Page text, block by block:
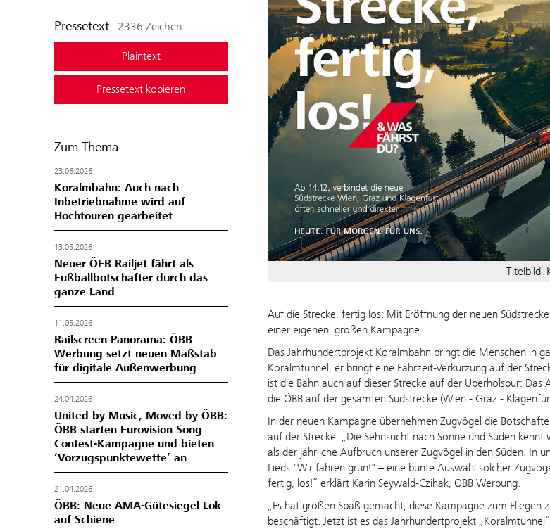
Pressetext 2336 Zeichen
Plaintext
Pressetext kopieren
Zum Thema
23.06.2026
Koralmbahn: Auch nach
Inbetriebnahme wird auf
Hochtouren gearbeitet
13.05.2026
Neuer ÖFB Railjet fährt als
Fußballbotschafter durch das
ganze Land
11.05.2026
Railscreen Panorama: ÖBB
Werbung setzt neuen Maßstab
für digitale Außenwerbung
24.04.2026
United by Music, Moved by ÖBB:
ÖBB starten Eurovision Song
Contest-Kampagne und bieten
‘Vorzugspunktewette’ an
21.04.2026
ÖBB: Neue AMA-Gütesiegel Lok
auf Schiene
Auf die Strecke, fertig los: Mit Eröffnung der neuen
einer eigenen, großen Kampagne.
Das Jahrhundertprojekt Koralmbahn bringt die Menschen in
Koralmtunnel, er bringt eine Fahrzeit-Verkürzung auf der
ist die Bahn auch auf dieser Strecke auf der Überholspur:
die ÖBB auf der gesamten Südstrecke (Wien - Graz -
In der neuen Kampagne übernehmen Zugvögel die
auf der Strecke: „Die Sehnsucht nach Sonne und Süden
als der jährliche Aufbruch unserer Zugvögel in den Süden. In
Lieds "Wir fahren grün!" – eine bunte Auswahl solcher
fertig, los!“ erklärt Karin Seywald-Czihak, ÖBB Werbung.
„Es hat großen Spaß gemacht, diese Kampagne zum
beschäftigt. Jetzt ist es das Jahrhundertprojekt